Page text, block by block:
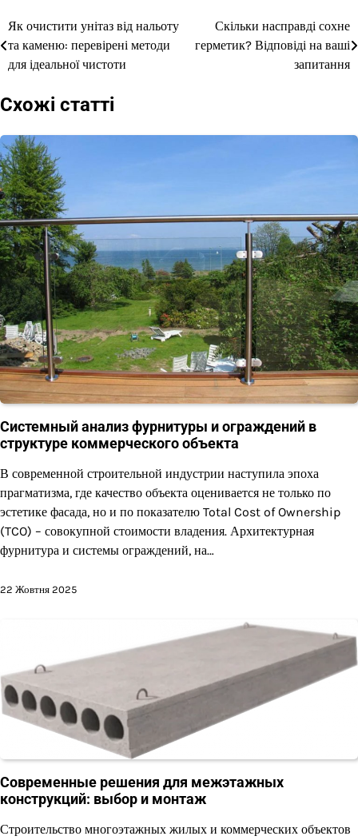
Навігація
записів
Як очистити унітаз від нальоту
та каменю: перевірені методи
для ідеальної чистоти
Скільки насправді сохне
герметик? Відповіді на ваші
запитання
Схожі статті
Системный анализ фурнитуры и ограждений в
структуре коммерческого объекта
В современной строительной индустрии наступила эпоха
прагматизма, где качество объекта оценивается не только по
эстетике фасада, но и по показателю Total Cost of Ownership
(TCO) – совокупной стоимости владения. Архитектурная
фурнитура и системы ограждений, на…
22 Жовтня 2025
Современные решения для межэтажных
конструкций: выбор и монтаж
Строительство многоэтажных жилых и коммерческих объектов